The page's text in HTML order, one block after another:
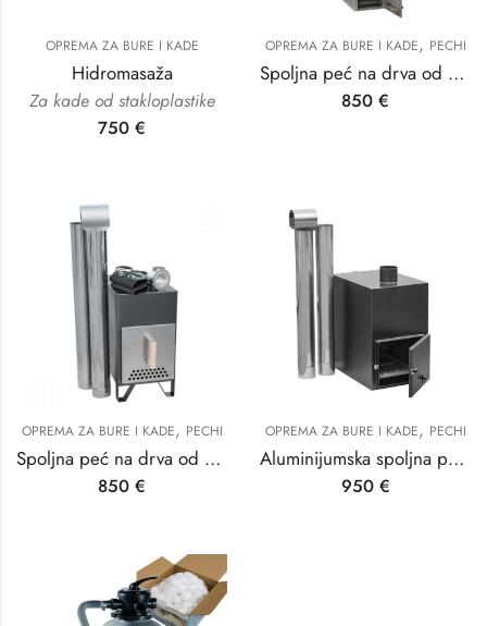
OPREMA ZA BURE I KADE
Hidromasaža
Za kade od stakloplastike
750 €
OPREMA ZA BURE I KADE, PECHI
Spoljna peć na drva od 35 kv
850 €
OPREMA ZA BURE I KADE, PECHI
Spoljna peć na drva od 27 kv
850 €
OPREMA ZA BURE I KADE, PECHI
Aluminijumska spoljna peč od 35 kv
950 €